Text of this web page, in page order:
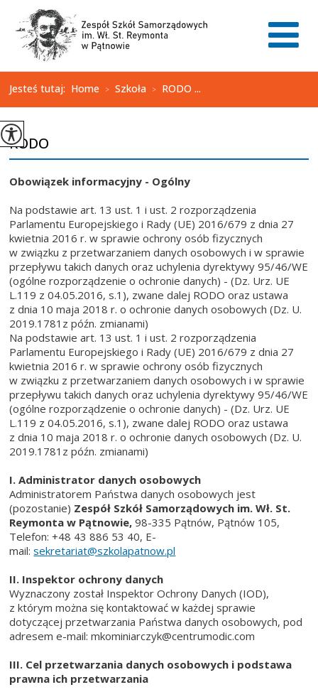
Jesteś tutaj: Home > Szkoła > RODO ...
RODO
Obowiązek informacyjny - Ogólny
Na podstawie art. 13 ust. 1 i ust. 2 rozporządzenia
Parlamentu Europejskiego i Rady (UE) 2016/679 z dnia 27
kwietnia 2016 r. w sprawie ochrony osób fizycznych
w związku z przetwarzaniem danych osobowych i w sprawie
przepływu takich danych oraz uchylenia dyrektywy 95/46/WE
(ogólne rozporządzenie o ochronie danych) - (Dz. Urz. UE
L.119 z 04.05.2016, s.1), zwane dalej RODO oraz ustawa
z dnia 10 maja 2018 r. o ochronie danych osobowych (Dz. U.
2019.1781z późn. zmianami)
Na podstawie art. 13 ust. 1 i ust. 2 rozporządzenia
Parlamentu Europejskiego i Rady (UE) 2016/679 z dnia 27
kwietnia 2016 r. w sprawie ochrony osób fizycznych
w związku z przetwarzaniem danych osobowych i w sprawie
przepływu takich danych oraz uchylenia dyrektywy 95/46/WE
(ogólne rozporządzenie o ochronie danych) - (Dz. Urz. UE
L.119 z 04.05.2016, s.1), zwane dalej RODO oraz ustawa
z dnia 10 maja 2018 r. o ochronie danych osobowych (Dz. U.
2019.1781z późn. zmianami)
I. Administrator danych osobowych
Administratorem Państwa danych osobowych jest
(pozostanie) Zespół Szkół Samorządowych im. Wł. St.
Reymonta w Pątnowie,98-335 Pątnów, Pątnów 105,
Telefon: +48 43 886 53 40, E-
mail:sekretariat@szkolapatnow.pl
II. Inspektor ochrony danych
Wyznaczony został Inspektor Ochrony Danych (IOD),
z którym można się kontaktować w każdej sprawie
dotyczącej przetwarzania Państwa danych osobowych, pod
adresem e-mail: mkominiarczyk@centrumodic.com
III. Cel przetwarzania danych osobowych i podstawa
prawna ich przetwarzania